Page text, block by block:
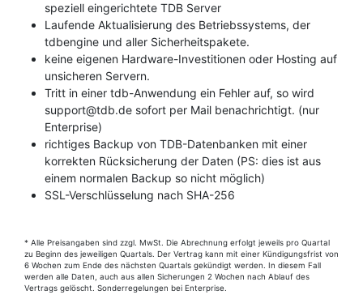
speziell eingerichtete TDB Server
Laufende Aktualisierung des Betriebssystems, der
tdbengine und aller Sicherheitspakete.
keine eigenen Hardware-Investitionen oder Hosting auf
unsicheren Servern.
Tritt in einer tdb-Anwendung ein Fehler auf, so wird
support@tdb.de sofort per Mail benachrichtigt. (nur
Enterprise)
richtiges Backup von TDB-Datenbanken mit einer
korrekten Rücksicherung der Daten (PS: dies ist aus
einem normalen Backup so nicht möglich)
SSL-Verschlüsselung nach SHA-256
* Alle Preisangaben sind zzgl. MwSt. Die Abrechnung erfolgt jeweils pro Quartal
zu Beginn des jeweiligen Quartals. Der Vertrag kann mit einer Kündigungsfrist von
6 Wochen zum Ende des nächsten Quartals gekündigt werden. In diesem Fall
werden alle Daten, auch aus allen Sicherungen 2 Wochen nach Ablauf des
Vertrags gelöscht. Sonderregelungen bei Enterprise.